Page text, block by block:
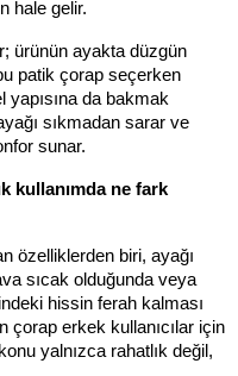
hale gelir.
ürünün ayakta düzgün
patik çorap seçerken
yapısına da bakmak
sıkmadan sarar ve
sunar.
kullanımda ne fark
özelliklerden biri, ayağı
sıcak olduğunda veya
hissin ferah kalması
çorap erkek kullanıcılar için
yalnızca rahatlık değil,